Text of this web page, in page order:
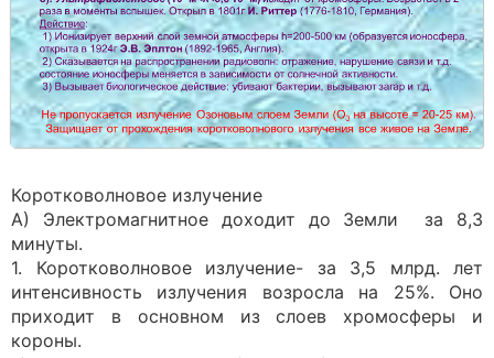
Коротковолновое излучение
А) Электромагнитное доходит до Земли за 8,3
минуты.
1. Коротковолновое излучение- за 3,5 млрд. лет
интенсивность излучения возросла на 25%. Оно
приходит в основном из слоев хромосферы и
короны.